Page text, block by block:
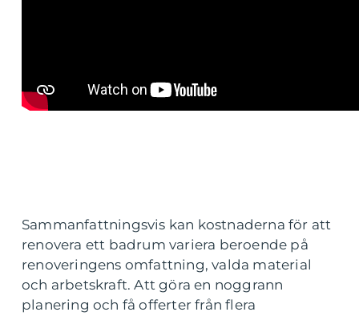
Sammanfattningsvis kan kostnaderna för att
renovera ett badrum variera beroende på
renoveringens omfattning, valda material
och arbetskraft. Att göra en noggrann
planering och få offerter från flera